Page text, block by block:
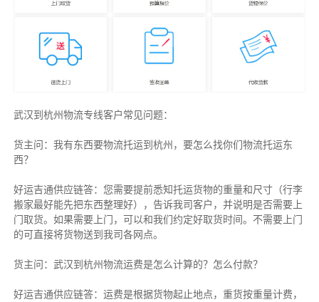
武汉到杭州物流专线客户常见问题：
货主问：我有东西要物流托运到杭州，要怎么找你们物流托运东
西？
好运吉通供应链答：您需要提前悉知托运货物的重量和尺寸（行李
搬家最好能先把东西整理好），告诉我司客户，并说明是否需要上
门取货。如果需要上门，可以和我们约定好取货时间。不需要上门
的可直接将货物送到我司各网点。
货主问：武汉到杭州物流运费是怎么计算的？怎么付款？
好运吉通供应链答：运费是根据货物起止地点，重货按重量计费，